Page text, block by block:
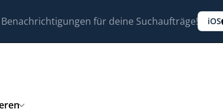
für deine Suchaufträge! iOS